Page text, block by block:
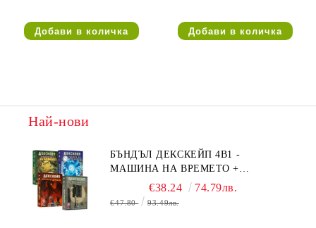
Най-нови
БЪНДЪЛ ДЕКСКЕЙП 4В1 -
МАШИНА НА ВРЕМЕТО +
БЯГСТВО ОТ АЛКАТРАЗ +
ТАЙНИТЕ НА ЕЛ ДОРАДО +
€38.24 74.79лв.
€47.80 93.49лв.